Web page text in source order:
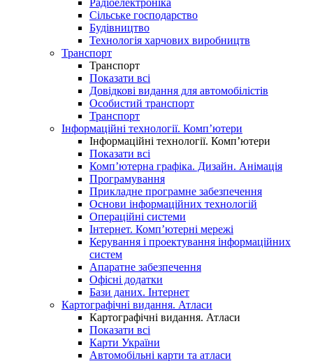
Радіоелектроніка
Сільське господарство
Будівництво
Технологія харчових виробництв
Транспорт
Транспорт
Показати всі
Довідкові видання для автомобілістів
Особистий транспорт
Транспорт
Інформаційні технології. Комп’ютери
Інформаційні технології. Комп’ютери
Показати всі
Комп’ютерна графіка. Дизайн. Анімація
Програмування
Прикладне програмне забезпечення
Основи інформаційних технологій
Операційні системи
Інтернет. Комп’ютерні мережі
Керування і проектування інформаційних
систем
Апаратне забезпечення
Офісні додатки
Бази даних. Інтернет
Картографічні видання. Атласи
Картографічні видання. Атласи
Показати всі
Карти України
Автомобільні карти та атласи